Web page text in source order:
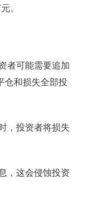
。
者可能需要追加
仓和损失全部投
，投资者将损失
，这会侵蚀投资